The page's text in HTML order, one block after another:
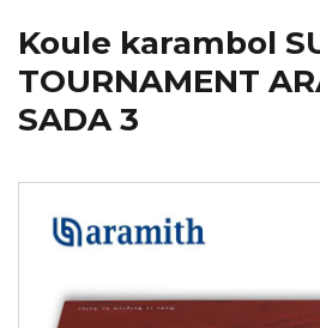
Koule karambol
TOURNAMENT
SADA 3